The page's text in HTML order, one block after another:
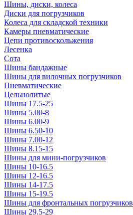
Шины, диски, колеса
Диски для погрузчиков
Колеса для складской техники
Камеры пневматические
Цепи противоскольжения
Лесенка
Сота
Шины бандажные
Шины для вилочных погрузчиков
Пневматические
Цельнолитые
Шины 17.5-25
Шины 5.00-8
Шины 6.00-9
Шины 6.50-10
Шины 7.00-12
Шины 8.15-15
Шины для мини-погрузчиков
Шины 10-16.5
Шины 12-16.5
Шины 14-17.5
Шины 15-19.5
Шины для фронтальных погрузчиков
Шины 29.5-29